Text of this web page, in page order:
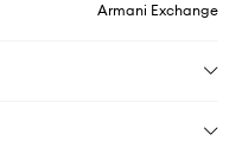
Armani Exchange